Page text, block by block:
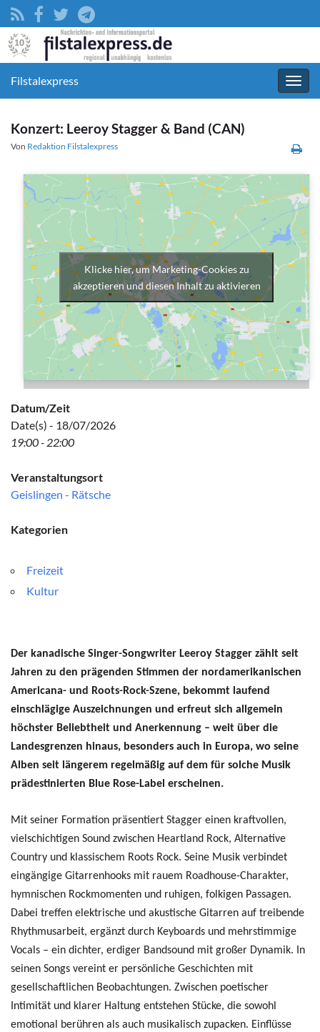
Filstalexpress
Konzert: Leeroy Stagger & Band (CAN)
Von Redaktion Filstalexpress
Klicke hier, um Marketing-Cookies zu
akzeptieren und diesen Inhalt zu aktivieren
Datum/Zeit
Date(s) - 18/07/2026
19:00 - 22:00
Veranstaltungsort
Geislingen - Rätsche
Kategorien
Freizeit
Kultur
Der kanadische Singer-Songwriter Leeroy Stagger zählt seit
Jahren zu den prägenden Stimmen der nordamerikanischen
Americana- und Roots-Rock-Szene, bekommt laufend
einschlägige Auszeichnungen und erfreut sich allgemein
höchster Beliebtheit und Anerkennung – weit über die
Landesgrenzen hinaus, besonders auch in Europa, wo seine
Alben seit längerem regelmäßig auf dem für solche Musik
prädestinierten Blue Rose-Label erscheinen.
Mit seiner Formation präsentiert Stagger einen kraftvollen,
vielschichtigen Sound zwischen Heartland Rock, Alternative
Country und klassischem Roots Rock. Seine Musik verbindet
eingängige Gitarrenhooks mit rauem Roadhouse-Charakter,
hymnischen Rockmomenten und ruhigen, folkigen Passagen.
Dabei treffen elektrische und akustische Gitarren auf treibende
Rhythmusarbeit, ergänzt durch Keyboards und mehrstimmige
Vocals – ein dichter, erdiger Bandsound mit großer Dynamik. In
seinen Songs vereint er persönliche Geschichten mit
gesellschaftlichen Beobachtungen. Zwischen poetischer
Intimität und klarer Haltung entstehen Stücke, die sowohl
emotional berühren als auch musikalisch zupacken. Einflüsse